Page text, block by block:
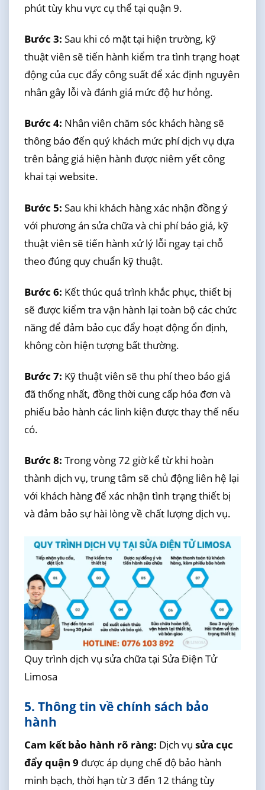
phút tùy khu vực cụ thể tại quận 9.
Bước 3: Sau khi có mặt tại hiện trường, kỹ
thuật viên sẽ tiến hành kiểm tra tình trạng hoạt
động của cục đẩy công suất để xác định nguyên
nhân gây lỗi và đánh giá mức độ hư hỏng.
Bước 4: Nhân viên chăm sóc khách hàng sẽ
thông báo đến quý khách mức phí dịch vụ dựa
trên bảng giá hiện hành được niêm yết công
khai tại website.
Bước 5: Sau khi khách hàng xác nhận đồng ý
với phương án sửa chữa và chi phí báo giá, kỹ
thuật viên sẽ tiến hành xử lý lỗi ngay tại chỗ
theo đúng quy chuẩn kỹ thuật.
Bước 6: Kết thúc quá trình khắc phục, thiết bị
sẽ được kiểm tra vận hành lại toàn bộ các chức
năng để đảm bảo cục đẩy hoạt động ổn định,
không còn hiện tượng bất thường.
Bước 7: Kỹ thuật viên sẽ thu phí theo báo giá
đã thống nhất, đồng thời cung cấp hóa đơn và
phiếu bảo hành các linh kiện được thay thế nếu
có.
Bước 8: Trong vòng 72 giờ kể từ khi hoàn
thành dịch vụ, trung tâm sẽ chủ động liên hệ lại
với khách hàng để xác nhận tình trạng thiết bị
và đảm bảo sự hài lòng về chất lượng dịch vụ.
Quy trình dịch vụ sửa chữa tại Sửa Điện Tử
Limosa
5. Thông tin về chính sách bảo
hành
Cam kết bảo hành rõ ràng: Dịch vụ sửa cục
đẩy quận 9 được áp dụng chế độ bảo hành
minh bạch, thời hạn từ 3 đến 12 tháng tùy